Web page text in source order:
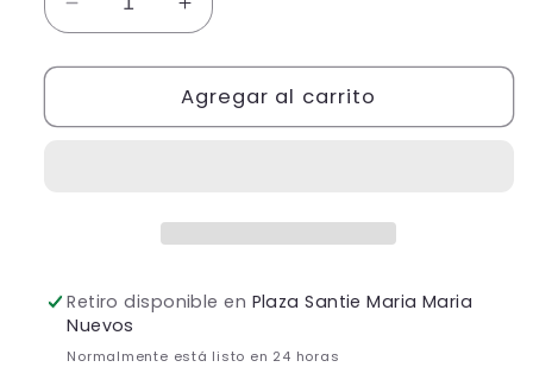
Reducir
cantidad
para
ESTRAPLE
Aumentar
cantidad
para
VESTIDO
ESTRAPLE
Agregar al carrito
Retiro disponible en Plaza Santie Maria Maria
Nuevos
Normalmente está listo en 24 horas